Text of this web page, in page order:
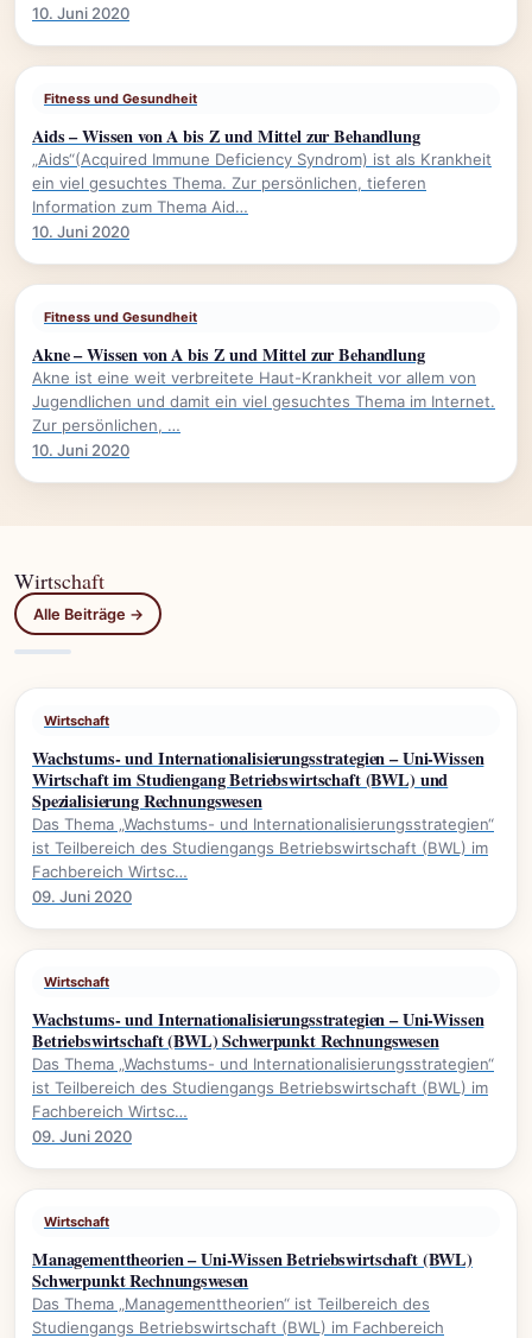
10. Juni 2020
Fitness und Gesundheit
Aids – Wissen von A bis Z und Mittel zur Behandlung
„Aids“(Acquired Immune Deficiency Syndrom) ist als Krankheit
ein viel gesuchtes Thema. Zur persönlichen, tieferen
Information zum Thema Aid…
10. Juni 2020
Fitness und Gesundheit
Akne – Wissen von A bis Z und Mittel zur Behandlung
Akne ist eine weit verbreitete Haut-Krankheit vor allem von
Jugendlichen und damit ein viel gesuchtes Thema im Internet.
Zur persönlichen, …
10. Juni 2020
Wirtschaft
Alle Beiträge →
Wirtschaft
Wachstums- und Internationalisierungsstrategien – Uni-Wissen
Wirtschaft im Studiengang Betriebswirtschaft (BWL) und
Spezialisierung Rechnungswesen
Das Thema „Wachstums- und Internationalisierungsstrategien“
ist Teilbereich des Studiengangs Betriebswirtschaft (BWL) im
Fachbereich Wirtsc…
09. Juni 2020
Wirtschaft
Wachstums- und Internationalisierungsstrategien – Uni-Wissen
Betriebswirtschaft (BWL) Schwerpunkt Rechnungswesen
Das Thema „Wachstums- und Internationalisierungsstrategien“
ist Teilbereich des Studiengangs Betriebswirtschaft (BWL) im
Fachbereich Wirtsc…
09. Juni 2020
Wirtschaft
Managementtheorien – Uni-Wissen Betriebswirtschaft (BWL)
Schwerpunkt Rechnungswesen
Das Thema „Managementtheorien“ ist Teilbereich des
Studiengangs Betriebswirtschaft (BWL) im Fachbereich